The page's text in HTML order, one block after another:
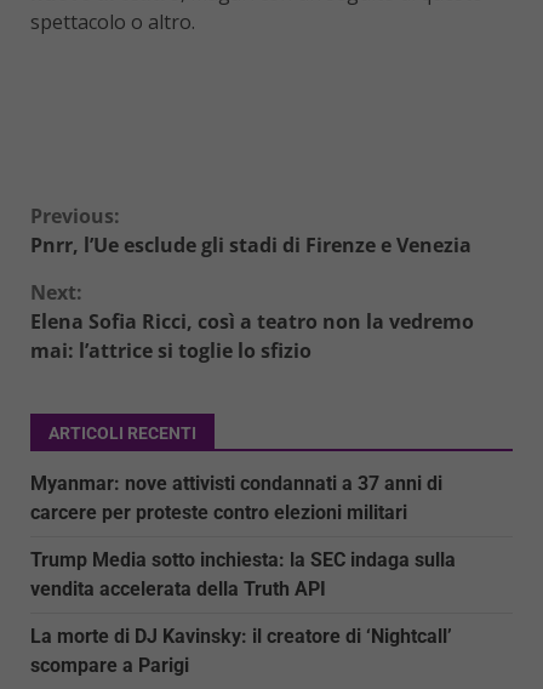
spettacolo o altro.
Continue
Previous:
Pnrr, l’Ue esclude gli stadi di Firenze e Venezia
Next:
Elena Sofia Ricci, così a teatro non la vedremo
mai: l’attrice si toglie lo sfizio
ARTICOLI RECENTI
Myanmar: nove attivisti condannati a 37 anni di
carcere per proteste contro elezioni militari
Trump Media sotto inchiesta: la SEC indaga sulla
vendita accelerata della Truth API
La morte di DJ Kavinsky: il creatore di ‘Nightcall’
scompare a Parigi